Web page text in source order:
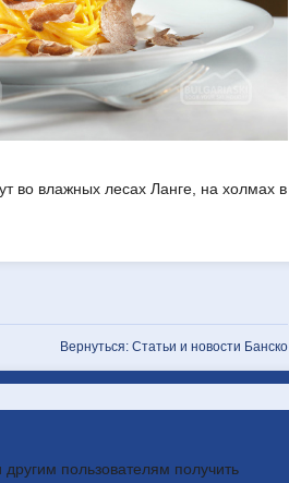
во влажных лесах Ланге, на холмах в
Вернуться: Статьи и новости Банско
пользователям получить